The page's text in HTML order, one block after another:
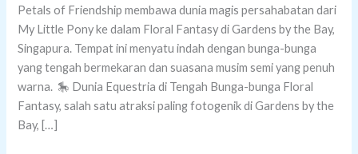
Petals of Friendship membawa dunia magis persahabatan dari
My Little Pony ke dalam Floral Fantasy di Gardens by the Bay,
Singapura. Tempat ini menyatu indah dengan bunga-bunga
yang tengah bermekaran dan suasana musim semi yang penuh
warna. 🎠 Dunia Equestria di Tengah Bunga-bunga Floral
Fantasy, salah satu atraksi paling fotogenik di Gardens by the
Bay, […]